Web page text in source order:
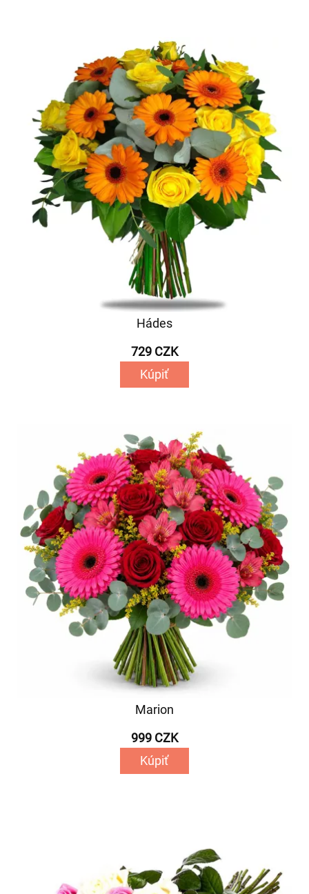
Hádes
729 CZK
Kúpiť
Marion
999 CZK
Kúpiť